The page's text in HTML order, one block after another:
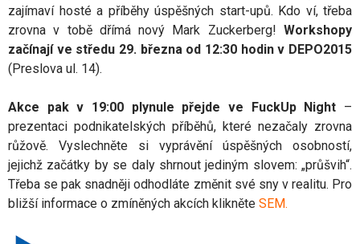
zajímaví hosté a příběhy úspěšných start-upů. Kdo ví, třeba
zrovna v tobě dřímá nový Mark Zuckerberg! Workshopy
začínají ve středu 29. března od 12:30 hodin v DEPO2015
(Preslova ul. 14).
Akce pak v 19:00 plynule přejde ve FuckUp Night –
prezentaci podnikatelských příběhů, které nezačaly zrovna
růžově. Vyslechněte si vyprávění úspěšných osobností,
jejichž začátky by se daly shrnout jediným slovem: „průšvih“.
Třeba se pak snadněji odhodláte změnit své sny v realitu. Pro
bližší informace o zmíněných akcích klikněte SEM.